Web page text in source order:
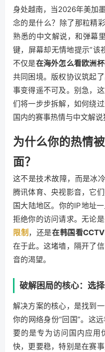
身处越南，当2026年美加
念的是什么？除了那粒精
熟悉的中文解说，和弹幕
键，屏幕却无情地提示“该
不仅是在海外怎么看欧洲杯
共同困境。版权协议筑起
事变得遥不可及。别急，
们将一步步拆解，如何绕
国内的赛事热情与中文解说
为什么你的热情
面？
这不是技术故障，而是冰
腾讯体育、央视影音，它
国大陆地区。你的IP地址
拒绝你的访问请求。无论是
限制 ，还是在韩国看
在于此。这堵墙，隔开了
音的渴望。
破解困局的核心：选
解决方案的核心，是找到
你的网络身份“回国”。这
要的是专为访问国内应用
快，更要稳，特别是在赛